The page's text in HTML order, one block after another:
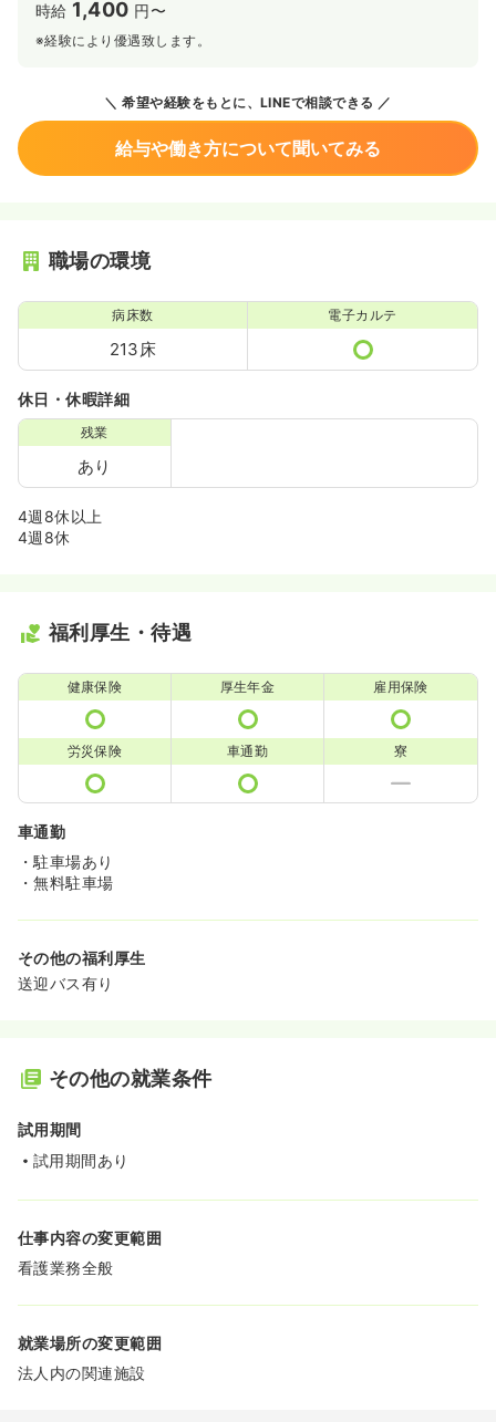
時給 1,400 円〜
※経験により優遇致します。
希望や経験をもとに、LINEで相談できる
給与や働き方について聞いてみる
職場の環境
病床数
213床
電子カルテ
休日・休暇詳細
残業
あり
4週8休以上
4週8休
福利厚生・待遇
健康保険 厚生年金 雇用保険
労災保険 車通勤 寮
車通勤
・駐車場あり
・無料駐車場
その他の福利厚生
送迎バス有り
その他の就業条件
試用期間
試用期間あり
仕事内容の変更範囲
看護業務全般
就業場所の変更範囲
法人内の関連施設